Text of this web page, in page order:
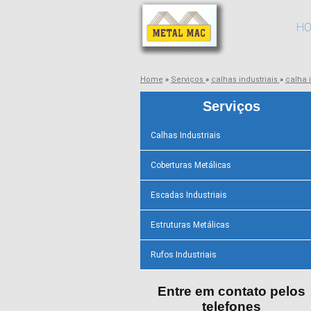
Home » Serviços » calhas industriais » calha
Serviços
Calhas Industriais
Coberturas Metálicas
Escadas Industriais
Estruturas Metálicas
Rufos Industriais
Entre em contato pelos
telefones